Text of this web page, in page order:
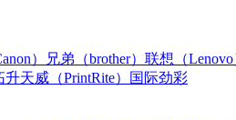
） 兄弟（brother） 联想（
升天威（PrintRite） 国际劲彩